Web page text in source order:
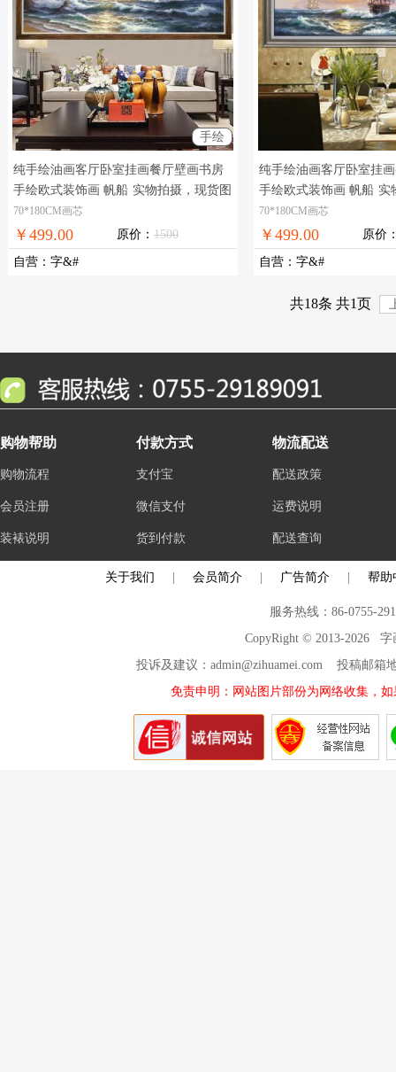
手绘
纯手绘油画客厅卧室挂画餐厅壁画书房
手绘欧式装饰画 帆船 实物拍摄，现货图
片，在线支付，全国免邮
70*180CM画芯
￥499.00 原价： 1500
自营 ： 字&#
纯手绘油画客厅卧室挂
手绘欧式装饰画 帆船 实
片，在线支付，全国免邮
70*180CM画芯
￥499.00 原价
自营 ： 字&#
共18条 共1页
购物帮助
购物流程
会员注册
装裱说明
付款方式
支付宝
微信支付
货到付款
物流配送
配送政策
运费说明
配送查询
关于我们 会员简介 广告简介 帮助
服务热线：86-0755-
CopyRight © 2013-2026 字
投诉及建议：admin@zihuamei.com 投稿邮
免责申明：网站图片部份为网络收集，